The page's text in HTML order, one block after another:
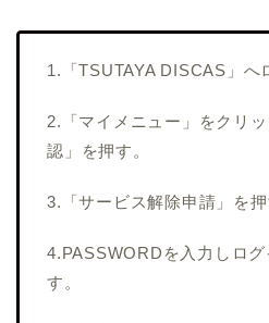
1.「TSUTAYA DISCAS」へ
2.「マイメニュー」をクリ
認」を押す。
3.「サービス解除申請」を押
4.PASSWORDを入力しロ
す。